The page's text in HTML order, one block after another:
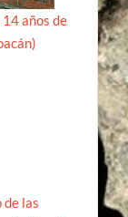
años de
las